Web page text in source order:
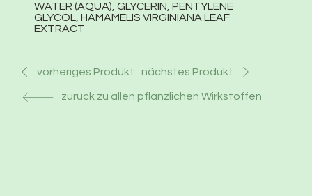
zurück zu allen pflanzlichen Wirkstoffen
vorheriges Produkt nächstes Produkt
WATER (AQUA), GLYCERIN, PENTYLENE
GLYCOL, HAMAMELIS VIRGINIANA LEAF
EXTRACT